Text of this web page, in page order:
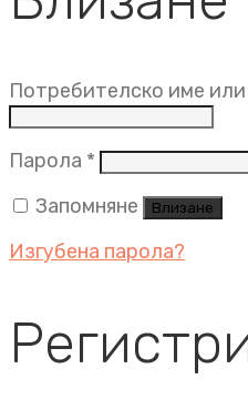
Потребителско име
Парола * Задължително
Запомняне
Влизане
Изгубена парола?